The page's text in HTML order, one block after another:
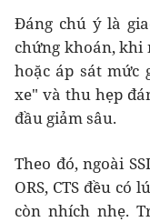
Đáng chú ý là
chứng khoán, khi
hoặc áp sát mức
xe" và thu hẹp
đầu giảm sâu.
Theo đó, ngoài
ORS, CTS đều có
còn nhích nhẹ.